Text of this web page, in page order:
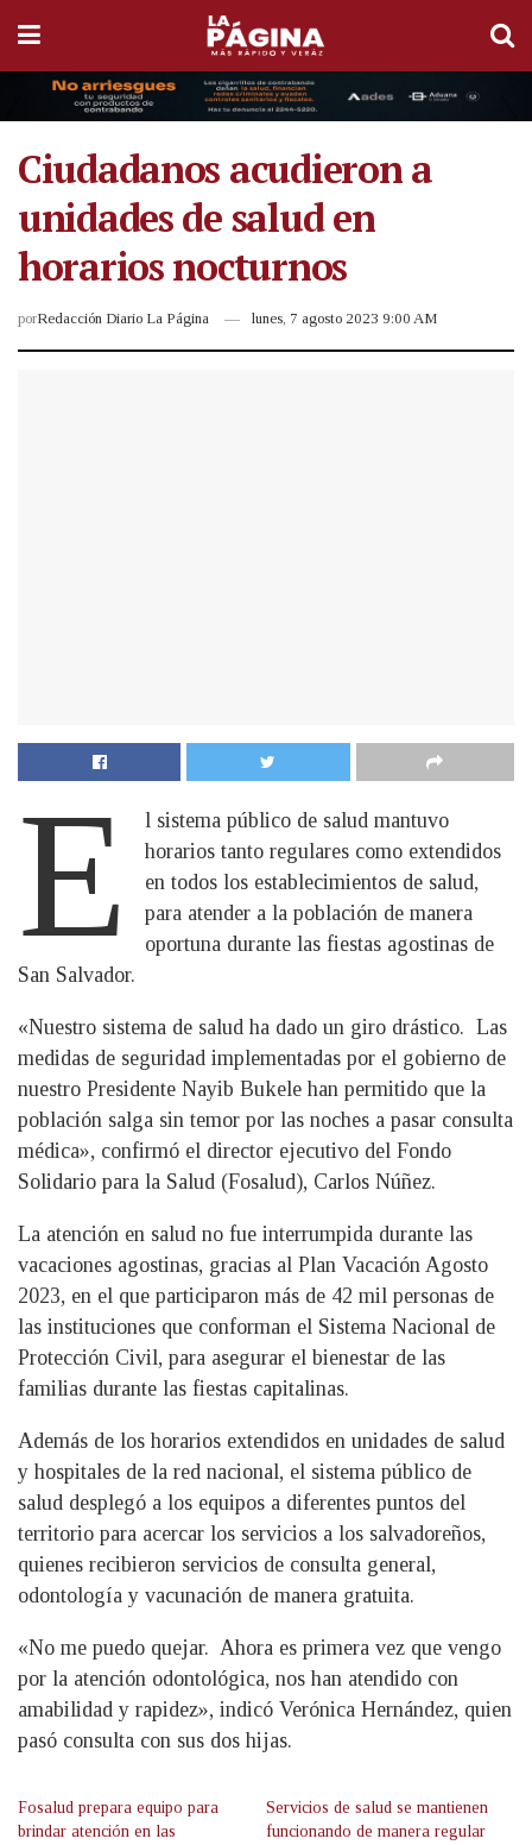
Ciudadanos acudieron a
unidades de salud en
horarios nocturnos
porRedacción Diario La Página lunes, 7 agosto 2023 9:00 AM
E
l sistema público de salud mantuvo
horarios tanto regulares como extendidos
en todos los establecimientos de salud,
para atender a la población de manera
oportuna durante las fiestas agostinas de
San Salvador.
«Nuestro sistema de salud ha dado un giro drástico. Las
medidas de seguridad implementadas por el gobierno de
nuestro Presidente Nayib Bukele han permitido que la
población salga sin temor por las noches a pasar consulta
médica», confirmó el director ejecutivo del Fondo
Solidario para la Salud (Fosalud), Carlos Núñez.
La atención en salud no fue interrumpida durante las
vacaciones agostinas, gracias al Plan Vacación Agosto
2023, en el que participaron más de 42 mil personas de
las instituciones que conforman el Sistema Nacional de
Protección Civil, para asegurar el bienestar de las
familias durante las fiestas capitalinas.
Además de los horarios extendidos en unidades de salud
y hospitales de la red nacional, el sistema público de
salud desplegó a los equipos a diferentes puntos del
territorio para acercar los servicios a los salvadoreños,
quienes recibieron servicios de consulta general,
odontología y vacunación de manera gratuita.
«No me puedo quejar. Ahora es primera vez que vengo
por la atención odontológica, nos han atendido con
amabilidad y rapidez», indicó Verónica Hernández, quien
pasó consulta con sus dos hijas.
Fosalud prepara equipo para
brindar atención en las
Servicios de salud se mantienen
funcionando de manera regular